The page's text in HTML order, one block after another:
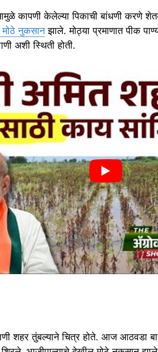
कापणी केलेल्या पिकाची बांधणी करणे
मोठे नुकसानझाले. मोठ्या प्रमाणात पीक
अशी स्थिती होती.
शहर तुंबल्याने चित्र होते. आज आठवडा